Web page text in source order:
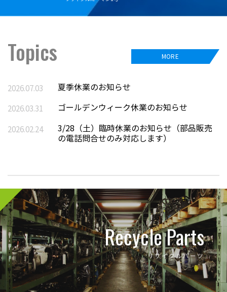
Topics MORE
夏季休業のお知らせ
2026.07.03
ゴールデンウィーク休業のお知らせ
2026.03.31
3/28（土）臨時休業のお知らせ（部品販売
の電話問合せのみ対応します）
2026.02.24
Recycle Parts
リサイクルパーツ